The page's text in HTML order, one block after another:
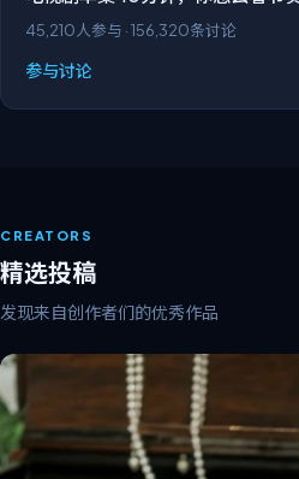
45,210人参与 ·156,320条讨论
参与讨论
CREATORS
精选投稿
发现来自创作者们的优秀作品